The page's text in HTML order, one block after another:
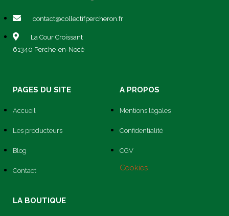
contact@collectifpercheron.fr
La Cour Croissant
61340 Perche-en-Nocé
PAGES DU SITE
Accueil
Les producteurs
Blog
Contact
A PROPOS
Mentions légales
Confidentialité
CGV
Cookies
LA BOUTIQUE